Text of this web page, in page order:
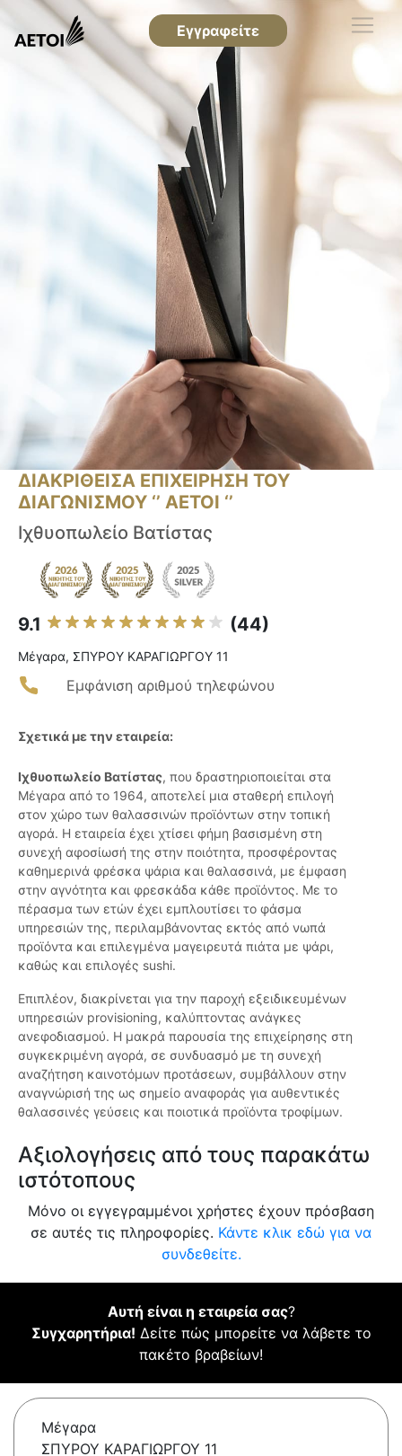
Εγγραφείτε
ΔΙΑΚΡΙΘΕΙΣΑ ΕΠΙΧΕΙΡΗΣΗ ΤΟΥ
ΔΙΑΓΩΝΙΣΜΟΥ ‘’ ΑΕΤΟΙ ‘’
Ιχθυοπωλείο Βατίστας
9.1 (44)
Μέγαρα, ΣΠΥΡΟΥ ΚΑΡΑΓΙΩΡΓΟΥ 11
Εμφάνιση αριθμού τηλεφώνου
Σχετικά με την εταιρεία:
Ιχθυοπωλείο Βατίστας, που δραστηριοποιείται στα
Μέγαρα από το 1964, αποτελεί μια σταθερή επιλογή
στον χώρο των θαλασσινών προϊόντων στην τοπική
αγορά. Η εταιρεία έχει χτίσει φήμη βασισμένη στη
συνεχή αφοσίωσή της στην ποιότητα, προσφέροντας
καθημερινά φρέσκα ψάρια και θαλασσινά, με έμφαση
στην αγνότητα και φρεσκάδα κάθε προϊόντος. Με το
πέρασμα των ετών έχει εμπλουτίσει το φάσμα
υπηρεσιών της, περιλαμβάνοντας εκτός από νωπά
προϊόντα και επιλεγμένα μαγειρευτά πιάτα με ψάρι,
καθώς και επιλογές sushi.
Επιπλέον, διακρίνεται για την παροχή εξειδικευμένων
υπηρεσιών provisioning, καλύπτοντας ανάγκες
ανεφοδιασμού. Η μακρά παρουσία της επιχείρησης στη
συγκεκριμένη αγορά, σε συνδυασμό με τη συνεχή
αναζήτηση καινοτόμων προτάσεων, συμβάλλουν στην
αναγνώρισή της ως σημείο αναφοράς για αυθεντικές
θαλασσινές γεύσεις και ποιοτικά προϊόντα τροφίμων.
Αξιολογήσεις από τους παρακάτω
ιστότοπους
Μόνο οι εγγεγραμμένοι χρήστες έχουν πρόσβαση
σε αυτές τις πληροφορίες. Κάντε κλικ εδώ για να
συνδεθείτε.
Αυτή είναι η εταιρεία σας?
Συγχαρητήρια! Δείτε πώς μπορείτε να λάβετε το
πακέτο βραβείων!
Μέγαρα
ΣΠΥΡΟΥ ΚΑΡΑΓΙΩΡΓΟΥ 11